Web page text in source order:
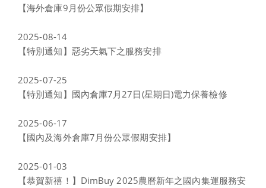
【海外倉庫9月份公眾假期安排】
2025-08-14
【特別通知】惡劣天氣下之服務安排
2025-07-25
【特別通知】國內倉庫7月27日(星期日)電力保養檢修
2025-06-17
【國內及海外倉庫7月份公眾假期安排】
2025-01-03
【恭賀新禧！】DimBuy 2025農曆新年之國內集運服務安